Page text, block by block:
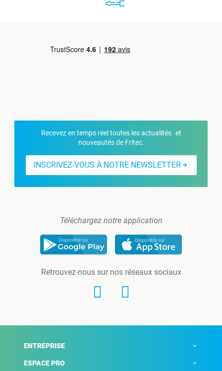
Recevez en temps réel toutes les actualités et
nouveautés de Fritec.
INSCRIVEZ-VOUS À NOTRE NEWSLETTER
Téléchargez notre application
Retrouvez-nous sur nos réseaux sociaux
ENTREPRISE
ESPACE PRO